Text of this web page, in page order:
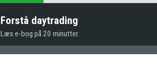
Forstå daytrading
Læs e-bog på 20 minutter.